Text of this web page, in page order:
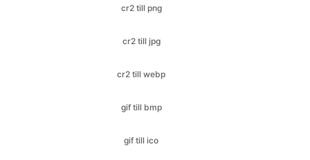
cr2 till webp
gif till bmp
gif till ico
gif till jfif
gif till jpeg